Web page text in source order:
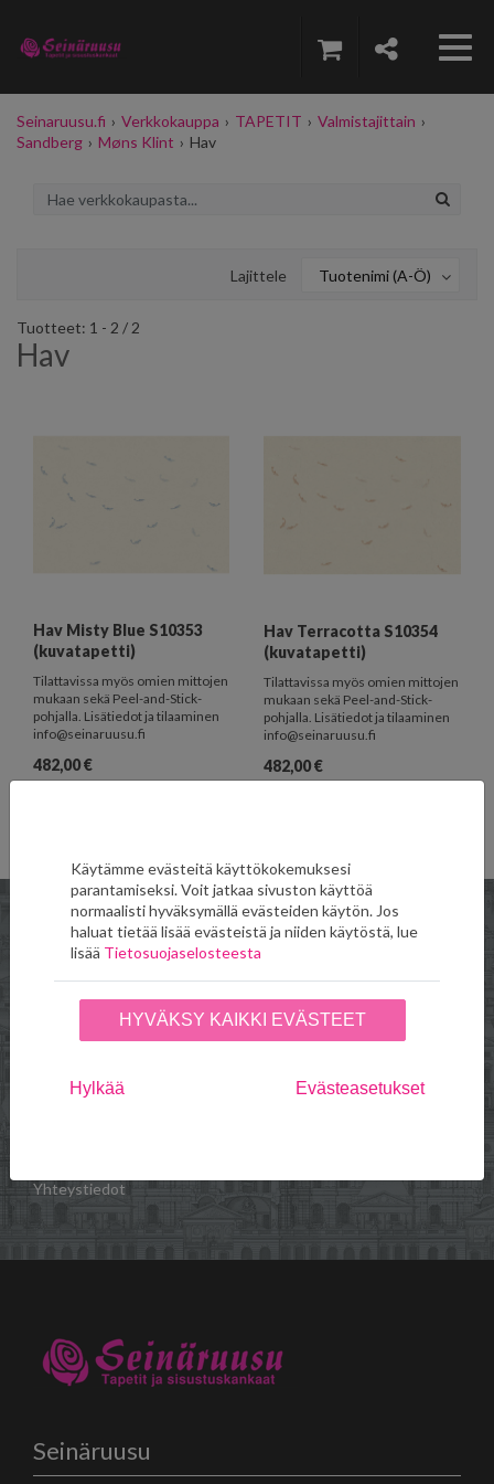
Seinaruusu.fi › Verkkokauppa › TAPETIT › Valmistajittain ›
Sandberg › Møns Klint › Hav
Lajittele Tuotenimi (A-Ö)
Tuotteet: 1 - 2 / 2
Hav
Hav Misty Blue S10353
(kuvatapetti)
Tilattavissa myös omien mittojen
mukaan sekä Peel-and-Stick-
pohjalla. Lisätiedot ja tilaaminen
info@seinaruusu.fi
482,00€
Hav Terracotta S10354
(kuvatapetti)
Tilattavissa myös omien mittojen
mukaan sekä Peel-and-Stick-
pohjalla. Lisätiedot ja tilaaminen
info@seinaruusu.fi
482,00€
Verkkokauppa
maksuehdot
Seinäruusu
Yhteystiedot
Seinäruusu
Käytämme evästeitä käyttökokemuksesi
parantamiseksi. Voit jatkaa sivuston käyttöä
normaalisti hyväksymällä evästeiden käytön. Jos
haluat tietää lisää evästeistä ja niiden käytöstä, lue
lisää Tietosuojaselosteesta
HYVÄKSY KAIKKI EVÄSTEET
Hylkää Evästeasetukset